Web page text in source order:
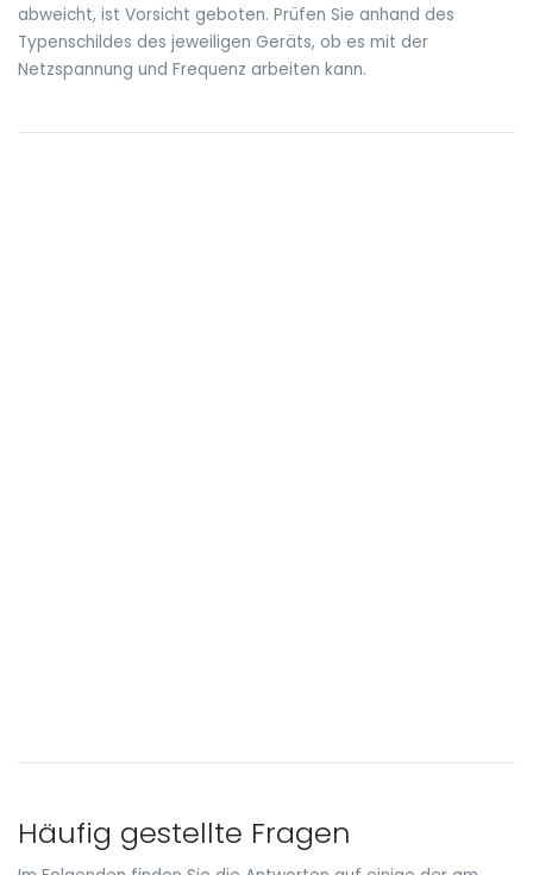
abweicht, ist Vorsicht geboten. Prüfen Sie anhand des
Typenschildes des jeweiligen Geräts, ob es mit der
Netzspannung und Frequenz arbeiten kann.
Häufig gestellte Fragen